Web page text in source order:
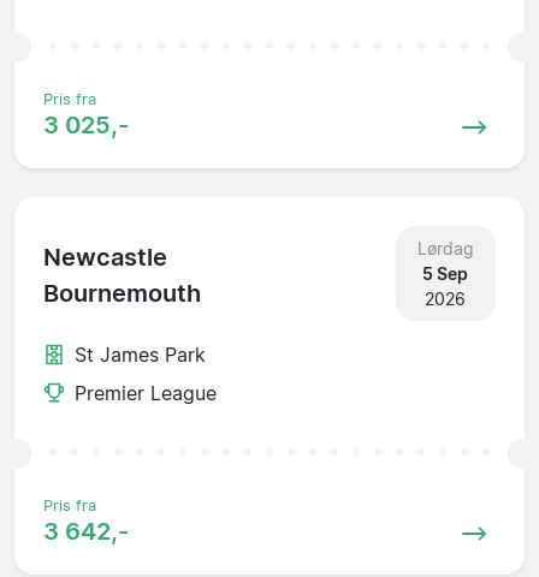
Pris fra
3 025,-
Newcastle
Bournemouth
Lørdag
5 Sep
2026
St James Park
Premier League
Pris fra
3 642,-